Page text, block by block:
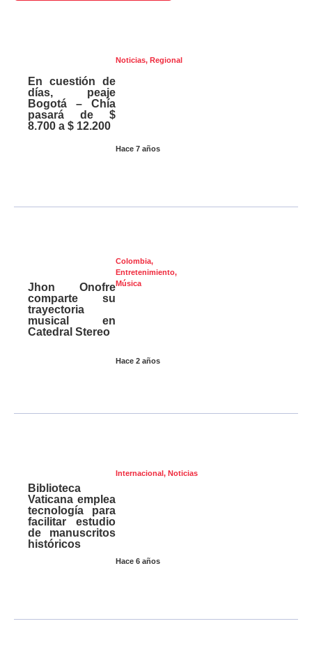
Noticias, Regional
Hace 7 años
En cuestión de
días, peaje
Bogotá – Chía
pasará de $
8.700 a $ 12.200
Colombia,
Entretenimiento,
Música
Hace 2 años
Jhon Onofre
comparte su
trayectoria
musical en
Catedral Stereo
Internacional, Noticias
Hace 6 años
Biblioteca
Vaticana emplea
tecnología para
facilitar estudio
de manuscritos
históricos